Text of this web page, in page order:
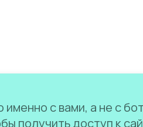
с вами, а не с
получить доступ к